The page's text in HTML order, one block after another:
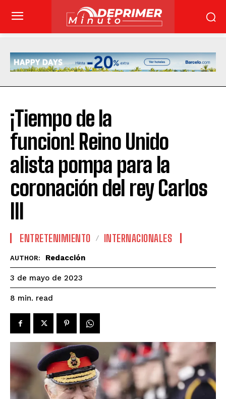
¡Tiempo de la
funcion! Reino Unido
alista pompa para la
coronación del rey Carlos
ENTRETENIMIENTO INTERNACIONALES
AUTHOR: Redacción
3 de mayo de 2023
8 min. read